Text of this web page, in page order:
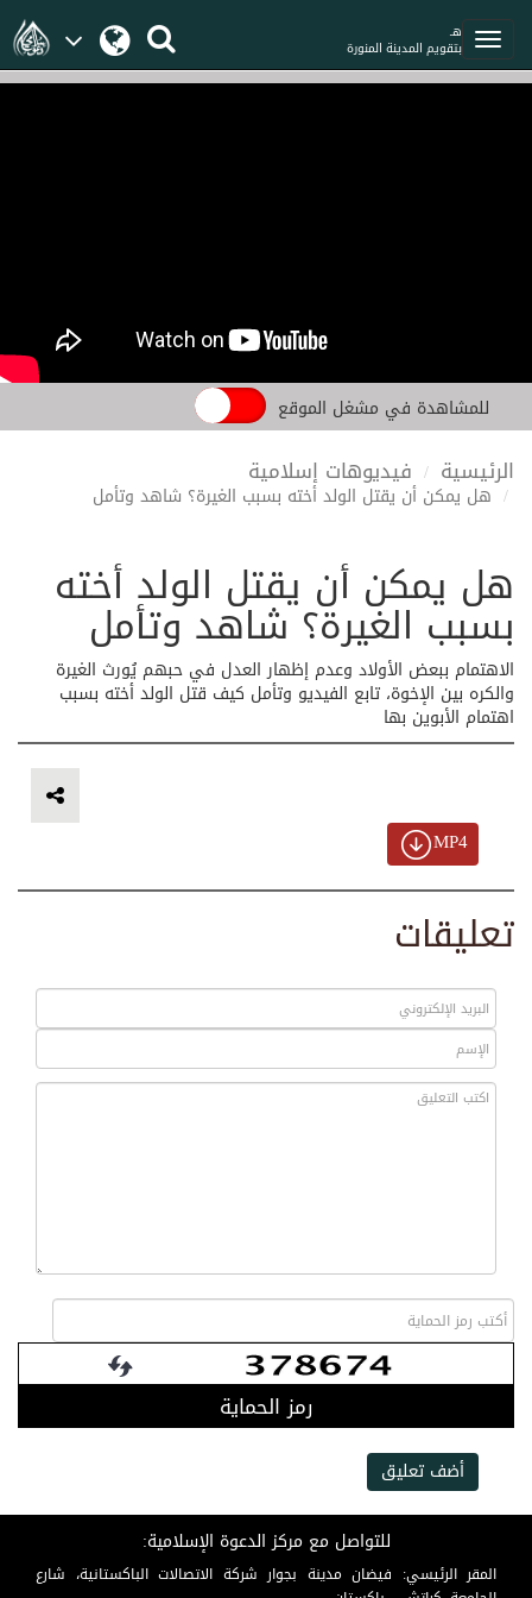
هـ
بتقويم المدينة المنورة
للمشاهدة في مشغل الموقع
الرئيسية فيديوهات إسلامية
هل يمكن أن يقتل الولد أخته بسبب الغيرة؟ شاهد وتأمل
هل يمكن أن يقتل الولد أخته
بسبب الغيرة؟ شاهد وتأمل
الاهتمام ببعض الأولاد وعدم إظهار العدل في حبهم يُورث الغيرة
والكره بين الإخوة، تابع الفيديو وتأمل كيف قتل الولد أخته بسبب
اهتمام الأبوين بها
MP4
تعليقات
رمز الحماية
أضف تعليق
للتواصل مع مركز الدعوة الإسلامية:
المقر الرئيسي: فيضان مدينة بجوار شركة الاتصالات الباكستانية، شارع